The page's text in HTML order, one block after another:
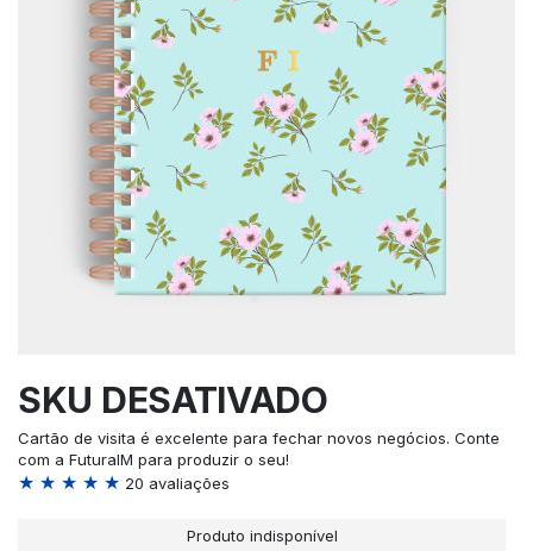
SKU DESATIVADO
Cartão de visita é excelente para fechar novos negócios. Conte
com a FuturaIM para produzir o seu!
★ ★ ★ ★ ★ 20 avaliações
Produto indisponível